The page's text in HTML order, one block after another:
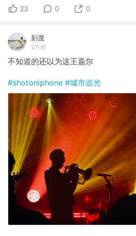
23 0 0
刻度
2月前
不知道的还以为这王嘉尔
#shotoniphone #城市追光